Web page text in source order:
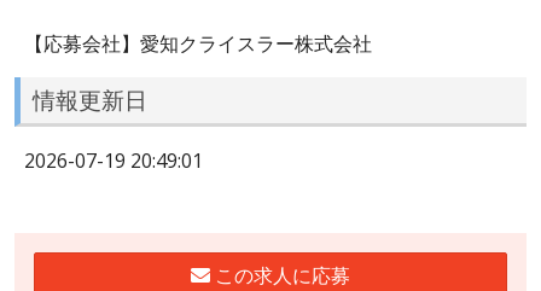
【応募会社】愛知クライスラー株式会社
情報更新日
2026-07-19 20:49:01
この求人に応募